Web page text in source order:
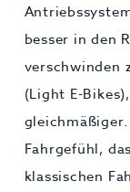
besser in den
verschwinden
(Light E-
Fahrgefühl,
klassischen